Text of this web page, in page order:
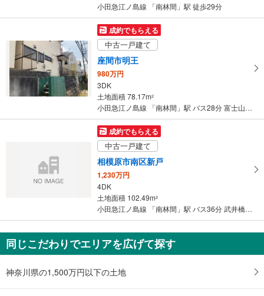
イ
ー
ジ
に
存
小田急江ノ島線 「南林間」駅 徒歩29分
成約でもらえる
中古一戸建て
座間市明王
980万円
3DK
土地面積 78.17m2
小田急江ノ島線 「南林間」駅 バス28分 富士山公園前 バス停下車 徒歩11分
成約でもらえる
中古一戸建て
相模原市南区新戸
1,230万円
4DK
土地面積 102.49m2
小田急江ノ島線 「南林間」駅 バス36分 武井橋 バス停下車 徒歩6分
同じこだわりでエリアを広げて探す
神奈川県の1,500万円以下の土地